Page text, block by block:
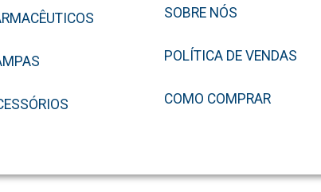
SOBRE NÓS
POLÍTICA DE VENDAS
COMO COMPRAR